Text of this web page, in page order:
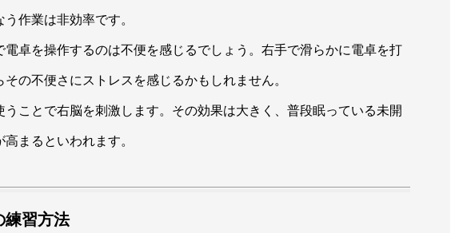
作業は非効率です。
電卓を操作するのは不便を感じるでしょう。右手で滑らかに電卓を打
の不便さにストレスを感じるかもしれません。
うことで右脳を刺激します。その効果は大きく、普段眠っている未開
まるといわれます。
練習方法